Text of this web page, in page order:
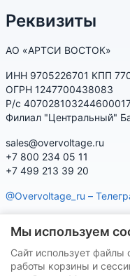
Реквизиты
АО «АРТСИ ВОСТОК»
ИНН 9705226701 КПП
ОГРН 1247700438083
Р/с
Филиал "Центральный"
sales@overvoltage.ru
+7 800 234 05 11
+7 499 213 39 20
@Overvoltage_ru –
характеристики,
Нашу продукцию Вы
Мы используем
Сайт использует файлы
работы корзины и